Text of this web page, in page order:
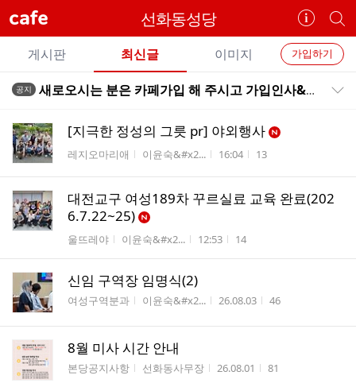
cafe 선화동성당
카
페
정
보
보
개
별
카
페
검
카
페
메
뉴
가입하기
게시판 최신글 이미지
전
글
트
공지 새로오시는 분은 카페가입 해 주시고 가입인사&등업신청방에 이름과 본명으로 등업신청 해 주시고 가입인사 말 꼭 써 주시길 바람니다
[지극한 정성의 그릇 pr] 야외행사
게시판명
레지오마리애 작성자
이윤숙&#x2... 작성시간
16:04 조회수
13
대전교구 여성189차 꾸르실료 교육 완료(202
6.7.22~25)
게시판명
울뜨레야 작성자
이윤숙&#x2... 작성시간
12:53 조회수
14
신임 구역장 임명식(2)
게시판명
여성구역분과 작성자
이윤숙&#x2... 작성시간
26.08.03 조회수
46
8월 미사 시간 안내
게시판명
본당공지사항 작성자
선화동사무장 작성시간
26.08.01 조회수
81